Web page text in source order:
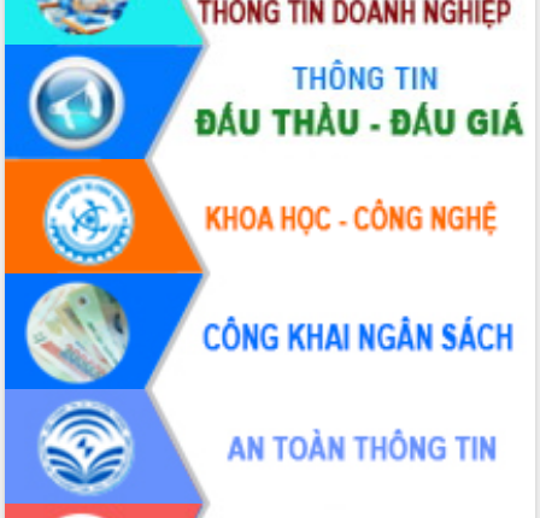
nhanh tiến độ các dự án trọng điểm
trong Khu kinh tế Nam Phú Yên
Hòn Yến phát triển du lịch gắn với bảo
tồn biển
Lấy ý kiến điều chỉnh Quy hoạch tỉnh
Đắk Lắk thời kỳ 2021-2030, tầm nhìn
đến năm 2050
Phát động chiến dịch 30 ngày đêm
giải phóng mặt bằng Tuyến đường bộ
ven biển
Đắk Lắk nỗ lực thúc đẩy tăng trưởng
kinh tế từ 10% trở lên trong Quý
II/2026
Đắk Lắk ký kết thỏa thuận hợp tác về
chuyển đổi số giai đoạn 2026 – 2030
với Tập đoàn Bưu chính Viễn thông
Việt Nam
Thứ trưởng Bộ Y tế làm việc với tỉnh
Đắk Lắk về phát triển nhân lực y tế
cho trạm y tế cấp xã